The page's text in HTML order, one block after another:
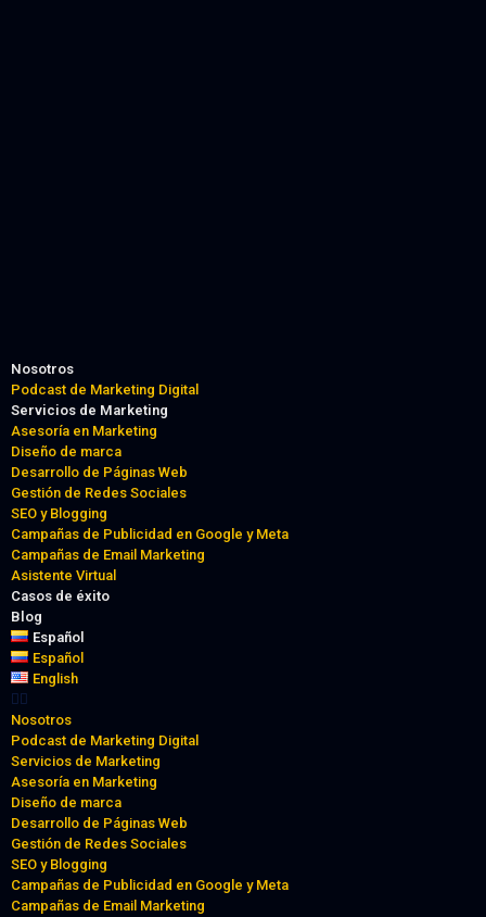
Nosotros
Podcast de Marketing Digital
Servicios de Marketing
Asesoría en Marketing
Diseño de marca
Desarrollo de Páginas Web
Gestión de Redes Sociales
SEO y Blogging
Campañas de Publicidad en Google y Meta
Campañas de Email Marketing
Asistente Virtual
Casos de éxito
Blog
Español
Español
English
Nosotros
Podcast de Marketing Digital
Servicios de Marketing
Asesoría en Marketing
Diseño de marca
Desarrollo de Páginas Web
Gestión de Redes Sociales
SEO y Blogging
Campañas de Publicidad en Google y Meta
Campañas de Email Marketing